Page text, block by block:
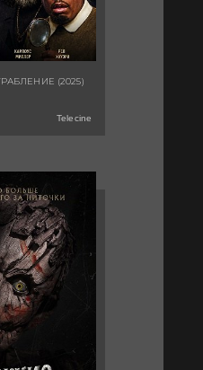
(2025)
Telecine